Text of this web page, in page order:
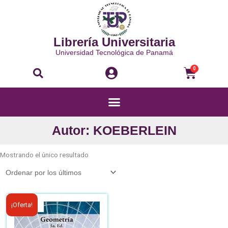
Librería Universitaria
Universidad Tecnológica de Panamá
Buscar 0
Menú
Autor: KOEBERLEIN
Mostrando el único resultado
¡Oferta!
El
precio
El
precio